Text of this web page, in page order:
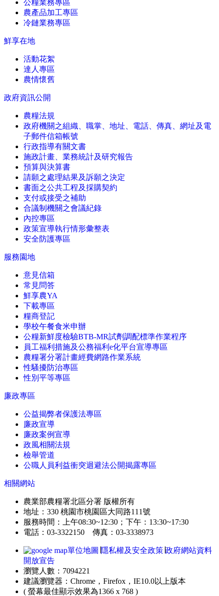
公糧業務專區
農產品加工專區
冷鏈業務專區
鮮享在地
活動花絮
達人專區
農情懷舊
政府資訊公開
農糧法規
政府機關之組織、職掌、地址、電話、傳真、網址及電
子郵件信箱帳號
行政指導有關文書
施政計畫、業務統計及研究報告
預算與決算書
請願之處理結果及訴願之決定
書面之公共工程及採購契約
支付或接受之補助
合議制機關之會議紀錄
內控專區
政策宣導執行情形彙整表
安全防護專區
服務園地
意見信箱
常見問答
鮮享農YA
下載專區
糧商登記
學校午餐食米申辦
公糧新鮮度檢驗BTB-MR試劑調配標準作業程序
員工福利措施及公務福利e化平台宣導專區
農糧署分署計畫經費網路作業系統
性騷擾防治專區
性別平等專區
廉政專區
公益揭弊者保護法專區
廉政宣導
廉政案例宣導
政風相關法規
檢舉管道
公職人員利益衝突迴避法公開揭露專區
相關網站
農業部農糧署北區分署 版權所有
地址：330 桃園市桃園區大同路111號
服務時間：上午08:30~12:30；下午：13:30~17:30
電話：03-3322150 傳真：03-3338973
單位地圖 隱私權及安全政策 政府網站資料
開放宣告
瀏覽人數：7094221
建議瀏覽器：Chrome，Firefox，IE10.0以上版本
( 螢幕最佳顯示效果為1366 x 768 )